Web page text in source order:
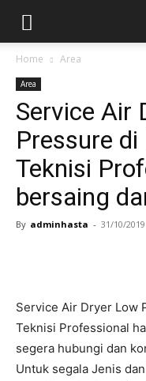
Home Area
Area
Service Air
Pressure
Teknisi
bersaing
By adminhasta - 31/10/2019
Service Air Dryer Low
Teknisi Professional
segera hubungi dan
Untuk segala Jenis